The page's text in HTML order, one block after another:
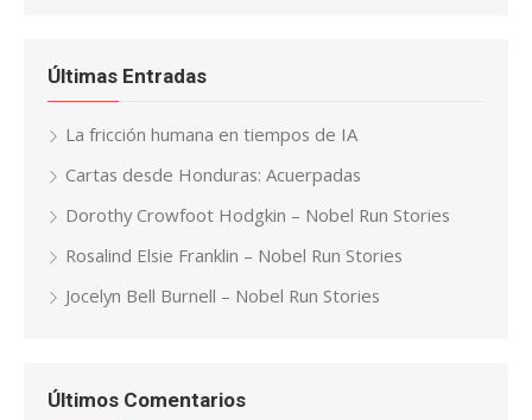
Últimas Entradas
La fricción humana en tiempos de IA
Cartas desde Honduras: Acuerpadas
Dorothy Crowfoot Hodgkin – Nobel Run Stories
Rosalind Elsie Franklin – Nobel Run Stories
Jocelyn Bell Burnell – Nobel Run Stories
Últimos Comentarios